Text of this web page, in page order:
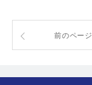
前のページ